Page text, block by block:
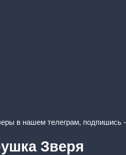
в нашем телеграм, подпишись -
Зверя